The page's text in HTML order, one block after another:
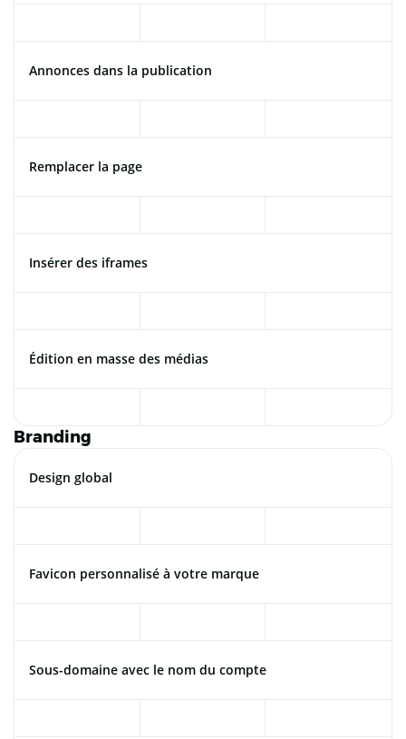
Annonces dans la publication
Remplacer la page
Insérer des iframes
Édition en masse des médias
Branding
Design global
Favicon personnalisé à votre marque
Sous-domaine avec le nom du compte